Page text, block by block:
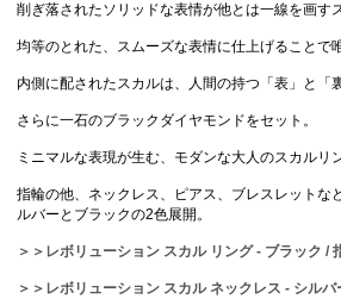
削ぎ落されたソリッドな表情が他とは一線を画す
均等のとれた、スムーズな表情に仕上げることで
内側に配されたスカルは、人間の持つ「表」と「
さらに一石のブラックダイヤモンドをセット。
ミニマルな表現が生む、モダンな大人のスカルリ
指輪の他、ネックレス、ピアス、ブレスレットな
ルバーとブラックの2色展開。
＞＞レボリューション スカル リング - ブラック /
＞＞レボリューション スカル ネックレス - シルバ